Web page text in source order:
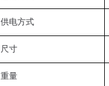
供电方式
尺寸
重量